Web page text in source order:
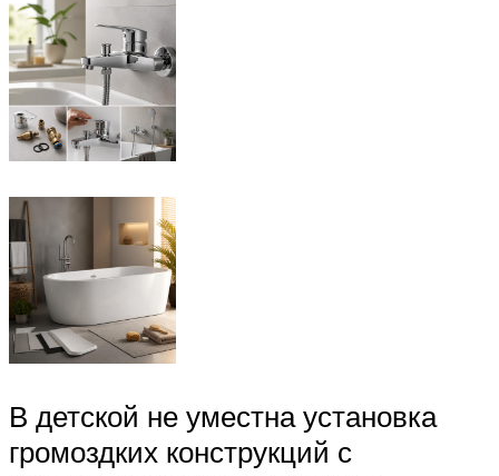
В детской не уместна установка
громоздких конструкций с